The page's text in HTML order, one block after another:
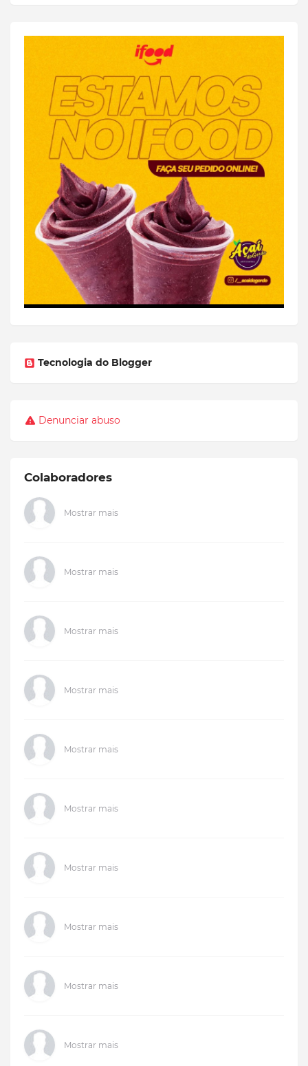
Tecnologia do Blogger
Denunciar abuso
Colaboradores
Mostrar mais
Mostrar mais
Mostrar mais
Mostrar mais
Mostrar mais
Mostrar mais
Mostrar mais
Mostrar mais
Mostrar mais
Mostrar mais